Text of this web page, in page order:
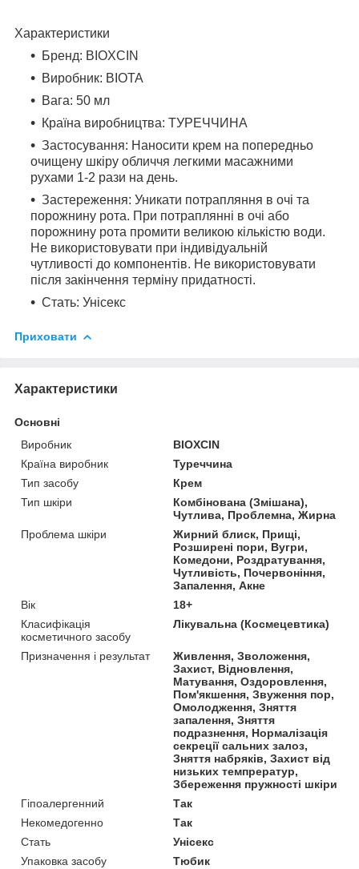
Характеристики
Бренд: BIOXCIN
Виробник: BIOTA
Вага: 50 мл
Країна виробництва: ТУРЕЧЧИНА
Застосування: Наносити крем на попередньо
очищену шкіру обличчя легкими масажними
рухами 1-2 рази на день.
Застереження: Уникати потрапляння в очі та
порожнину рота. При потраплянні в очі або
порожнину рота промити великою кількістю води.
Не використовувати при індивідуальній
чутливості до компонентів. Не використовувати
після закінчення терміну придатності.
Стать: Унісекс
Приховати
Характеристики
Основні
Виробник
BIOXCIN
Країна виробник
Туреччина
Тип засобу
Крем
Тип шкіри
Комбінована (Змішана),
Чутлива, Проблемна, Жирна
Проблема шкіри
Жирний блиск, Прищі,
Розширені пори, Вугри,
Комедони, Роздратування,
Чутливість, Почервоніння,
Запалення, Акне
Вік
18+
Класифікація
косметичного засобу
Лікувальна (Космецевтика)
Призначення і результат
Живлення, Зволоження,
Захист, Відновлення,
Матування, Оздоровлення,
Пом'якшення, Звуження пор,
Омолодження, Зняття
запалення, Зняття
подразнення, Нормалізація
секреції сальних залоз,
Зняття набряків, Захист від
низьких темпрератур,
Збереження пружності шкіри
Гіпоалергенний
Так
Некомедогенно
Так
Стать
Унісекс
Упаковка засобу
Тюбик